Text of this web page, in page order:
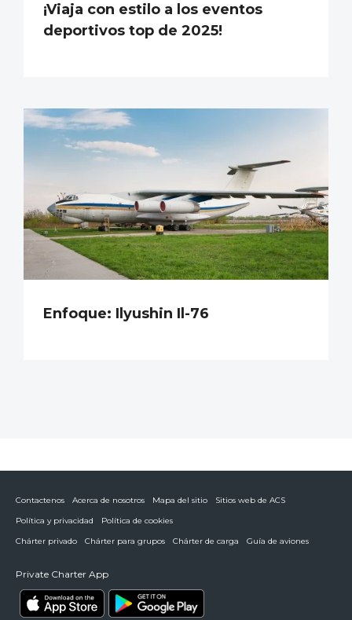
¡Viaja con estilo a los eventos
deportivos top de 2025!
Enfoque: Ilyushin Il-76
Contactenos Acerca de nosotros Mapa del sitio
Sitios web de ACS
Política y privacidad
Política de cookies
Chárter privado
Chárter para grupos Chárter de carga Guía de aviones
Private Charter App